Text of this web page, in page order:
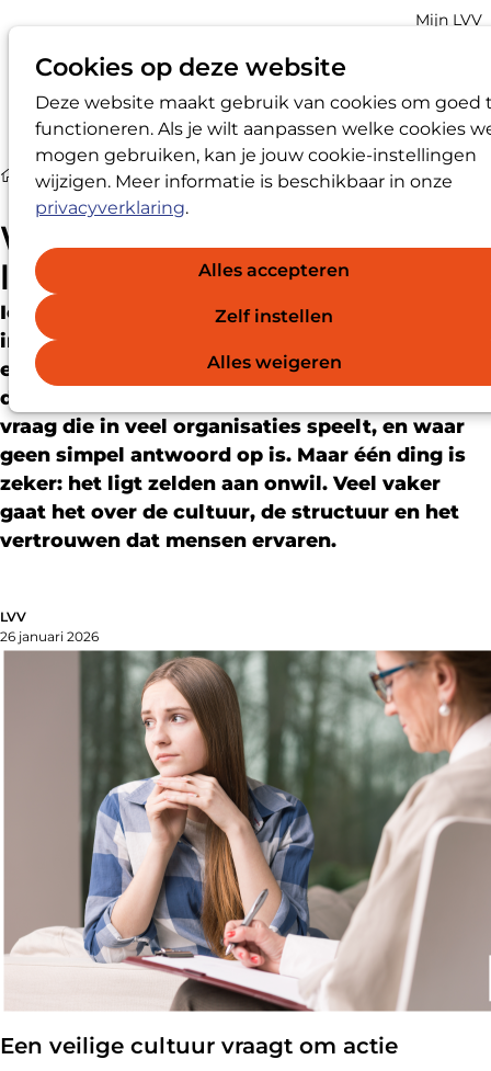
Cookies op deze website
Deze website maakt gebruik van cookies om goed
functioneren. Als je wilt aanpassen welke cookies
mogen gebruiken, kan je jouw cookie-instellingen
wijzigen. Meer informatie is beschikbaar in onze
privacyverklaring.
Alles accepteren
Zelf instellen
Alles weigeren
Zoek
Account
Mijn LVV
Nieuws Wat maakt tegenspraak zo lastig?
Wat maakt tegenspraak zo
lastig?
Iedereen is vóór tegenspraak – in theorie. Maar
in de praktijk blijven we vaak stil. Waarom
eigenlijk? Waarom zeggen we niets als we zien
dat iets niet klopt, of beter kan? Het is een
vraag die in veel organisaties speelt, en waar
geen simpel antwoord op is. Maar één ding is
zeker: het ligt zelden aan onwil. Veel vaker
gaat het over de cultuur, de structuur en het
vertrouwen dat mensen ervaren.
LVV
26 januari 2026
Een veilige cultuur vraagt om actie